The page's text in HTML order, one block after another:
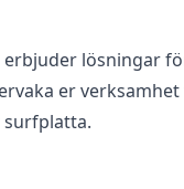
erbjuder lösningar
er
surfplatta.